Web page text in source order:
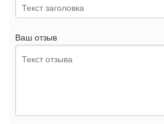
Ваш отзыв